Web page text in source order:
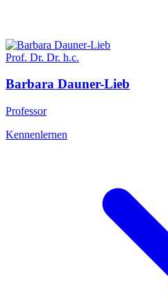
Prof. Dr. Dr. h.c.
Barbara Dauner-Lieb
Professor
Kennenlernen